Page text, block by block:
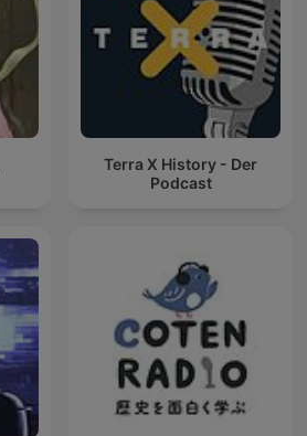
Terra X History - Der
Podcast